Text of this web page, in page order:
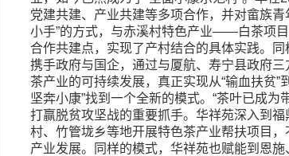
党建共建、产业共建等多项合作，并对畲族
小手”的方式，与赤溪村特色产业——白茶项
合作共建点，实现了产村结合的具体实践。
携手政府与国企，通过与厦航、寿宁县政府
茶产业的可持续发展，真正实现从“输血扶贫”
坚奔小康”找到一个全新的模式。“茶叶已成为
打赢脱贫攻坚战的重要抓手。华祥苑深入到
村、竹管垅乡等地开展特色茶产业帮扶项目
产业发展。同样的模式，华祥苑也赋能到恩